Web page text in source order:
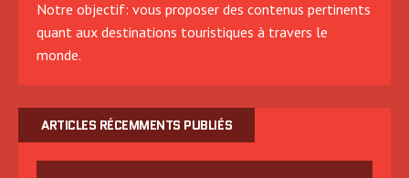
Notre objectif: vous proposer des contenus pertinents
quant aux destinations touristiques à travers le
monde.
ARTICLES RÉCEMMENTS PUBLIÉS